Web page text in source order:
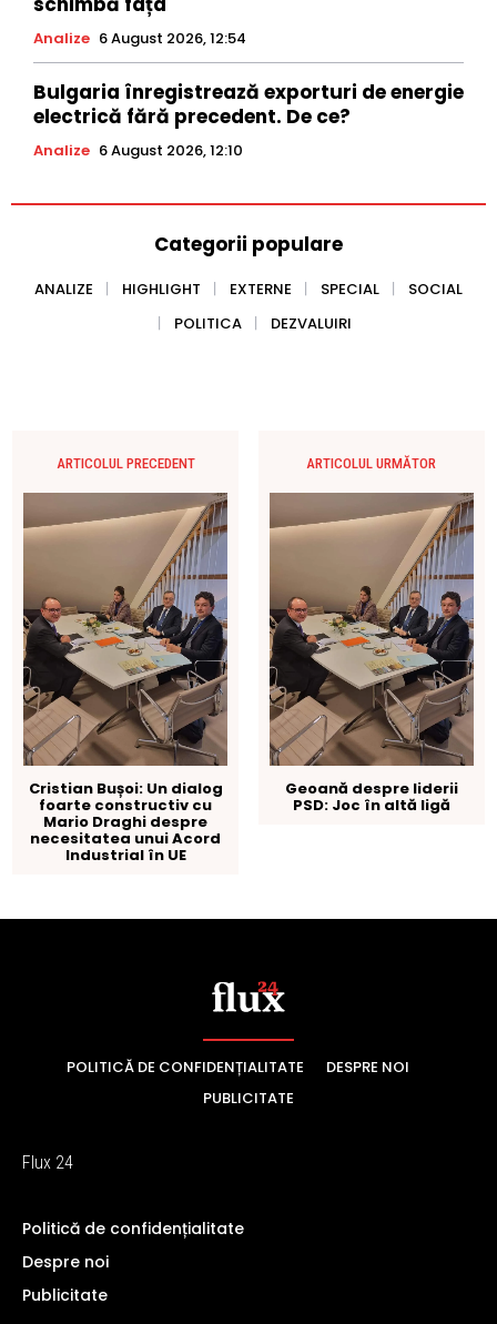
POLITICĂ DE CONFIDENȚIALITATE
DESPRE NOI
PUBLICITATE
Flux 24
Politică de confidențialitate
Despre noi
Publicitate